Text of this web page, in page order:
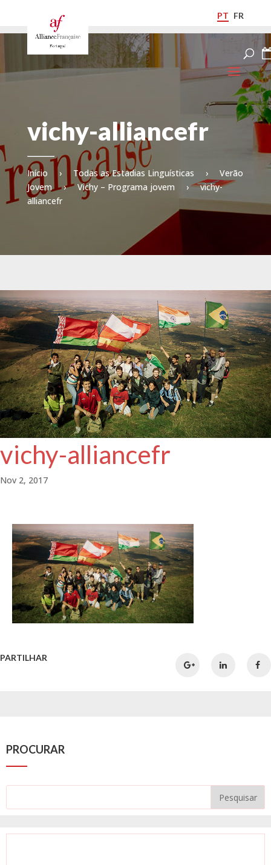
PT FR
vichy-alliancefr
Início › Todas as Estadias Linguísticas ›
Verão
Jovem
› Vichy – Programa jovem ›
vichy-
alliancefr
vichy-alliancefr
Nov 2, 2017
PARTILHAR
PROCURAR